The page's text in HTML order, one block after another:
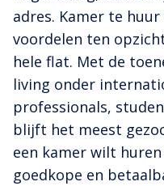
adres. Kamer te
voordelen ten
hele flat. Met de
living onder
professionals,
blijft het meest
een kamer wilt
goedkope en